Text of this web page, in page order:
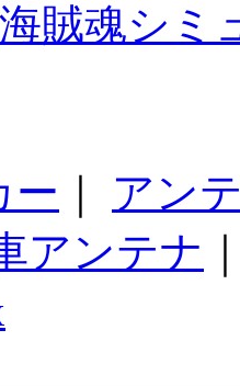
海賊魂シミ
ー
アン
アンテナ